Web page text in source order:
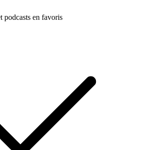
podcasts en favoris